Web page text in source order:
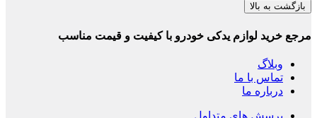
بازگشت به بالا
مرجع خرید لوازم یدکی خودرو با کیفیت و قیمت مناسب
وبلاگ
تماس با ما
درباره ما
پرسش های متداول